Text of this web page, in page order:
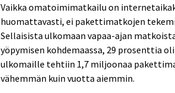
Vaikka omatoimimatkailu on
huomattavasti, ei pakettimatkojen
Sellaisista ulkomaan vapaa-ajan
yöpymisen kohdemaassa, 29 prosenttia
ulkomaille tehtiin 1,7 miljoonaa
vähemmän kuin vuotta aiemmin.